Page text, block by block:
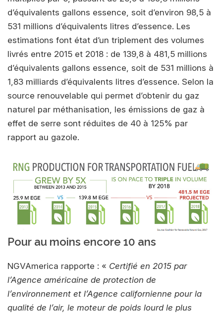
d’équivalents gallons essence, soit d’environ 98,5 à
531 millions d’équivalents litres d’essence. Les
estimations font état d’un triplement des volumes
livrés entre 2015 et 2018 : de 139,8 à 481,5 millions
d’équivalents gallons essence, soit de 531 millions à
1,83 milliards d’équivalents litres d’essence. Selon la
source renouvelable qui permet d’obtenir du gaz
naturel par méthanisation, les émissions de gaz à
effet de serre sont réduites de 40 à 125% par
rapport au gazole.
Pour au moins encore 10 ans
NGVAmerica rapporte : « Certifié en 2015 par
l’Agence américaine de protection de
l’environnement et l’Agence californienne pour la
qualité de l’air, le moteur de poids lourd le plus